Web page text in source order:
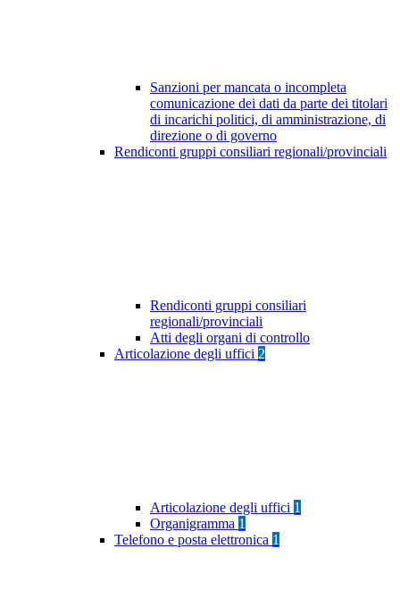
Sanzioni per mancata o incompleta
comunicazione dei dati da parte dei titolari
di incarichi politici, di amministrazione, di
direzione o di governo
Rendiconti gruppi consiliari regionali/provinciali
Rendiconti gruppi consiliari
regionali/provinciali
Atti degli organi di controllo
Articolazione degli uffici 2
Articolazione degli uffici 1
Organigramma 1
Telefono e posta elettronica 1